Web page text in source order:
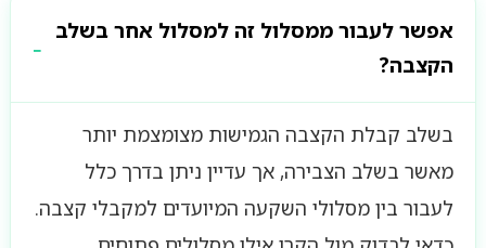
אפשר לעבור ממסלול זה למסלול אחר בשלב
הקצבה?
בשלב קבלת הקצבה הגמישות מצומצמת יותר
מאשר בשלב הצבירה, אך עדיין ניתן בדרך כלל
לעבור בין מסלולי השקעה המיועדים למקבלי קצבה.